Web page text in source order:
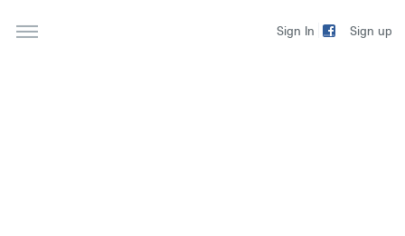
Sign In Sign up